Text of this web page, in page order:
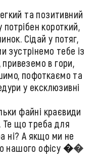
та позитивний
короткий,
Сідай у потяг,
зустрінемо тебе із
в гори,
пофоткаємо та
у ексклюзивні
файні краєвиди
Те що треба для
ні? А якщо ми не
нашого офісу ��